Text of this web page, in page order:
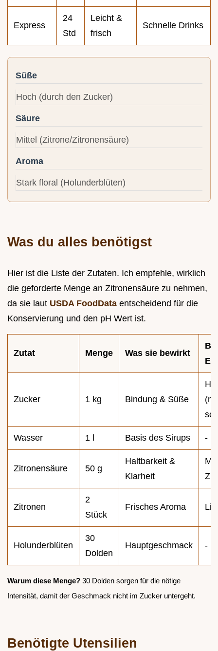
Express
24
Std
Leicht &
frisch
Schnelle Drinks
Süße
Hoch (durch den Zucker)
Säure
Mittel (Zitrone/Zitronensäure)
Aroma
Stark floral (Holunderblüten)
Was du alles benötigst
Hier ist die Liste der Zutaten. Ich empfehle, wirklich
die geforderte Menge an Zitronensäure zu nehmen,
da sie laut USDA FoodData entscheidend für die
Konservierung und den pH Wert ist.
Zutat Menge Was sie bewirkt
Zucker 1 kg Bindung & Süße
Wasser 1 l Basis des Sirups -
Zitronensäure 50 g
Haltbarkeit &
Klarheit
Zitronen
2
Stück
Frisches Aroma
Holunderblüten
30
Dolden
Hauptgeschmack -
Warum diese Menge? 30 Dolden sorgen für die nötige
Intensität, damit der Geschmack nicht im Zucker untergeht.
Benötigte Utensilien